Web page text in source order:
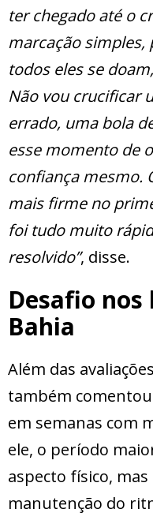
ter chegado até o
marcação simples,
todos eles se
Não vou crucificar
errado, uma bola
esse momento de
confiança mesmo.
mais firme no
foi tudo muito
resolvido”, disse.
Desafio
Bahia
Além das
também
em semanas com
ele, o período
aspecto físico,
manutenção do